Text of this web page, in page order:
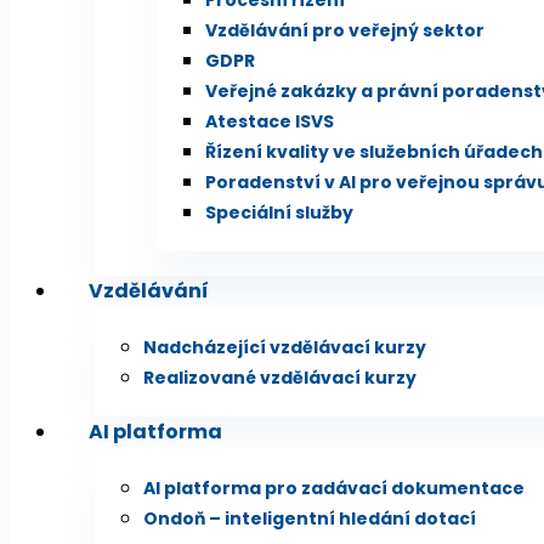
Vzdělávání pro veřejný sektor
GDPR
Veřejné zakázky a právní
Atestace ISVS
Řízení kvality ve služebních úřadech
Poradenství v AI pro veřejnou
Speciální služby
Vzdělávání
Nadcházející vzdělávací kurzy
Realizované vzdělávací kurzy
AI platforma
AI platforma pro zadávací dokumentace
Ondoň – inteligentní hledání dotací